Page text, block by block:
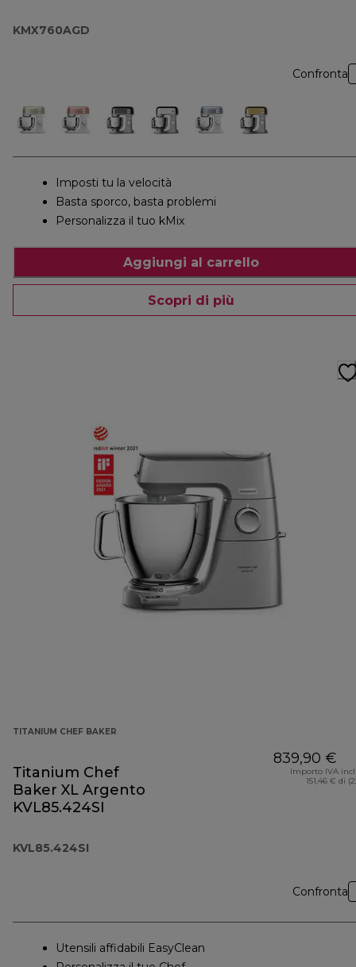
KMX760AGD
Confronta
Imposti tu la velocità
Basta sporco, basta problemi
Personalizza il tuo kMix
Aggiungi al carrello
Scopri di più
TITANIUM CHEF BAKER
Titanium Chef
Baker XL Argento
KVL85.424SI
KVL85.424SI
839,90 €
Importo IVA
151,46 € di
Confronta
Utensili affidabili EasyClean